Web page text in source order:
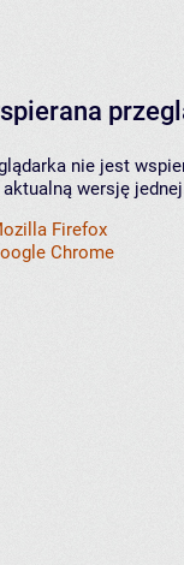
nie jest
wersję
Firefox
Chrome